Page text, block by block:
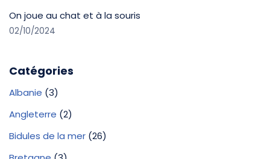
On joue au chat et à la souris
02/10/2024
Catégories
Albanie (3)
Angleterre (2)
Bidules de la mer (26)